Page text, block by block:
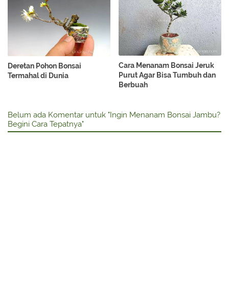
Deretan Pohon Bonsai
Termahal di Dunia
Cara Menanam Bonsai Jeruk
Purut Agar Bisa Tumbuh dan
Berbuah
Belum ada Komentar untuk "Ingin Menanam Bonsai Jambu?
Begini Cara Tepatnya"